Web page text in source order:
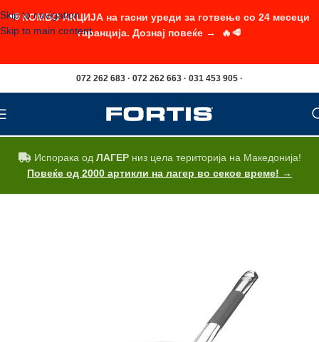
Skip to navigation
Skip to main content
072 262 683 · 072 262 663 · 031 453 905 ·
Испорака од ЛАГЕРниз цела територија на Македонија!
Повеќе од 2000 артикли на лагер во секое време! →
📢 КОМБО АКЦИЈА на гасни уреди за готвење со 24 месеци
гаранција. Дознај повеќе → 🔥🥩